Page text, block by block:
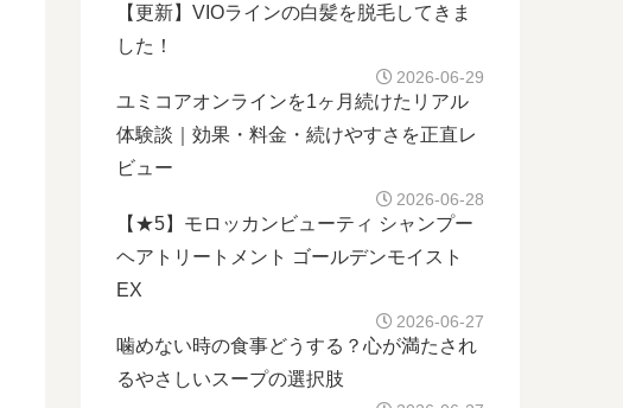
【更新】VIOラインの白髪を脱毛してきま
した！
2026-06-29
ユミコアオンラインを1ヶ月続けたリアル
体験談｜効果・料金・続けやすさを正直レ
ビュー
2026-06-28
【★5】モロッカンビューティ シャンプー
ヘアトリートメント ゴールデンモイスト
EX
2026-06-27
噛めない時の食事どうする？心が満たされ
るやさしいスープの選択肢